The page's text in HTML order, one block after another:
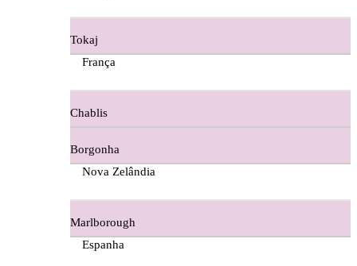
Evidencia Dão
Ferraz Wine - Beira Interior
Figueira Coriga - Alentejo
Guerreiro Vinhos - Bairrada
Tokaj
França
Chablis
Borgonha
Nova Zelândia
Marlborough
Espanha